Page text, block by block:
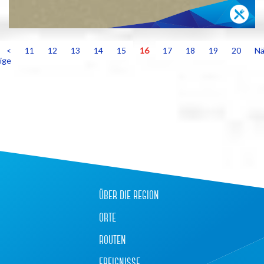
<
11 12 13 14 15 16 17 18 19 20
über die region
orte
routen